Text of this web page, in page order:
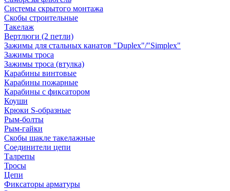
Системы скрытого монтажа
Скобы строительные
Такелаж
Вертлюги (2 петли)
Зажимы для стальных канатов "Duplex"/"Simplex"
Зажимы троса
Зажимы троса (втулка)
Карабины винтовые
Карабины пожарные
Карабины с фиксатором
Коуши
Крюки S-образные
Рым-болты
Рым-гайки
Скобы шакле такелажные
Соединители цепи
Талрепы
Тросы
Цепи
Фиксаторы арматуры